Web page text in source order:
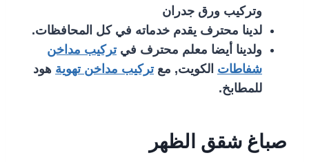
وتركيب ورق جدران
لدينا محترف يقدم خدماته في كل المحافظات.
ولدينا أيضا معلم محترف فيتركيب مداخن
شفاطات الكويت, معتركيب مداخن تهوية هود
للمطابخ.
صباغ شقق الظهر